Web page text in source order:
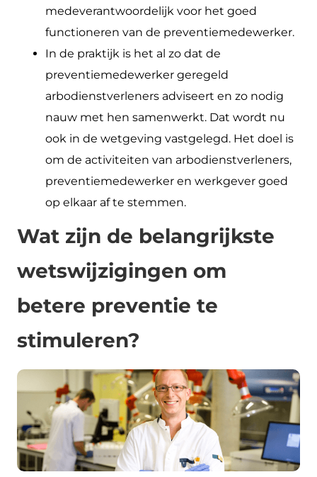
medeverantwoordelijk voor het goed
functioneren van de preventiemedewerker.
In de praktijk is het al zo dat de
preventiemedewerker geregeld
arbodienstverleners adviseert en zo nodig
nauw met hen samenwerkt. Dat wordt nu
ook in de wetgeving vastgelegd. Het doel is
om de activiteiten van arbodienstverleners,
preventiemedewerker en werkgever goed
op elkaar af te stemmen.
Wat zijn de belangrijkste
wetswijzigingen om
betere preventie te
stimuleren?